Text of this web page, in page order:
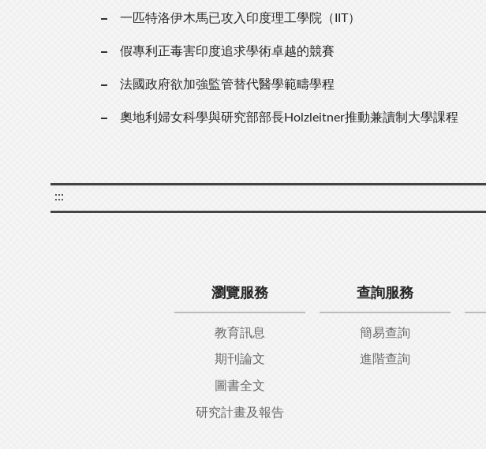
一匹特洛伊木馬已攻入印度理工學院（IIT）
假專利正毒害印度追求學術卓越的競賽
法國政府欲加強監管替代醫學範疇學程
奧地利婦女科學與研究部部長Holzleitner推動兼讀制大學課程
:::
瀏覽服務
教育訊息
期刊論文
圖書全文
研究計畫及報告
查詢服務
簡易查詢
進階查詢